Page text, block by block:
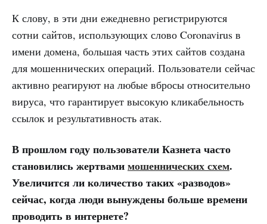
К слову, в эти дни ежедневно регистрируются
сотни сайтов, использующих слово Coronavirus в
имени домена, большая часть этих сайтов создана
для мошеннических операций. Пользователи сейчас
активно реагируют на любые вбросы относительно
вируса, что гарантирует высокую кликабельность
ссылок и результативность атак.
В прошлом году пользователи Казнета часто
становились жертвамимошеннических схем.
Увеличится ли количество таких «разводов»
сейчас, когда люди вынуждены больше времени
проводить в интернете?